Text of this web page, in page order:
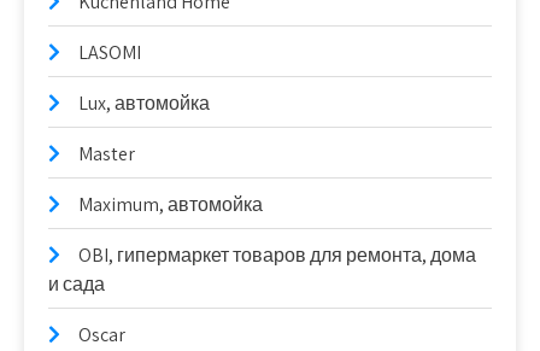
LASOMI
Lux, автомойка
Master
Maximum, автомойка
OBI, гипермаркет товаров для ремонта, дома
и сада
Oscar